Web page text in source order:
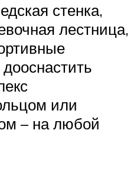
стенка,
лестница,
или
– на любой